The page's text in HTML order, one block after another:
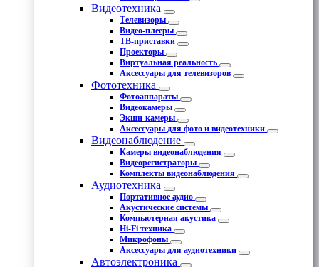
Видеотехника
Телевизоры
Видео-плееры
ТВ-приставки
Проекторы
Виртуальная реальность
Аксессуары для телевизоров
Фототехника
Фотоаппараты
Видеокамеры
Экшн-камеры
Аксессуары для фото и видеотехники
Видеонаблюдение
Камеры видеонаблюдения
Видеорегистраторы
Комплекты видеонаблюдения
Аудиотехника
Портативное аудио
Акустические системы
Компьютерная акустика
Hi-Fi техника
Микрофоны
Аксессуары для аудиотехники
Автоэлектроника